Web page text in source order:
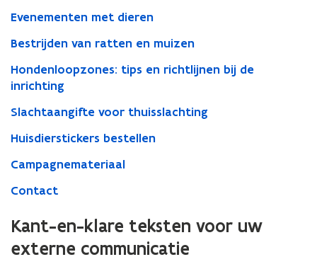
Evenementen met dieren
Bestrijden van ratten en muizen
Hondenloopzones: tips en richtlijnen bij de
inrichting
Slachtaangifte voor thuisslachting
Huisdierstickers bestellen
Campagnemateriaal
Contact
Kant-en-klare teksten voor uw
externe communicatie